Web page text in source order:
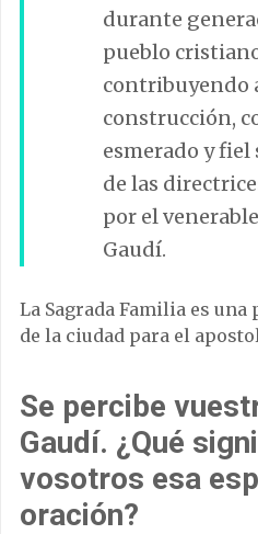
durante
pueblo
contribuyendo
construcción,
esmerado y
de las
por el
Gaudí.
La Sagrada Familia es
de la ciudad para el
Se percibe
Gaudí. ¿Qué
vosotros esa
oración?